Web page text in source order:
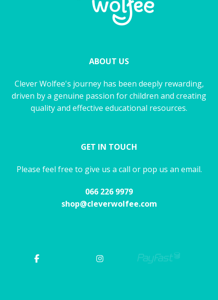
ABOUT US
Clever Wolfee's journey has been deeply rewarding,
driven by a genuine passion for children and creating
quality and effective educational resources.
GET IN TOUCH
Please feel free to give us a call or pop us an email.
066 226 9979
shop@cleverwolfee.com